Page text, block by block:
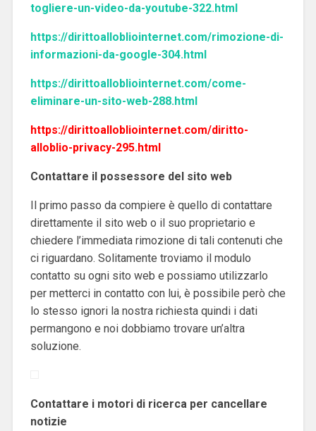
togliere-un-video-da-youtube-322.html
https://dirittoallobliointernet.com/rimozione-di-
informazioni-da-google-304.html
https://dirittoallobliointernet.com/come-
eliminare-un-sito-web-288.html
https://dirittoallobliointernet.com/diritto-
alloblio-privacy-295.html
Contattare il possessore del sito web
Il primo passo da compiere è quello di contattare
direttamente il sito web o il suo proprietario e
chiedere l’immediata rimozione di tali contenuti che
ci riguardano. Solitamente troviamo il modulo
contatto su ogni sito web e possiamo utilizzarlo
per metterci in contatto con lui, è possibile però che
lo stesso ignori la nostra richiesta quindi i dati
permangono e noi dobbiamo trovare un’altra
soluzione.
Contattare i motori di ricerca per cancellare
notizie